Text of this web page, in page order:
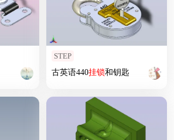
STEP
古英语440挂锁和钥匙